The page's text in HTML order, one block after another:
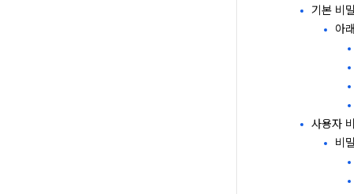
기본 비
아
사용자
비